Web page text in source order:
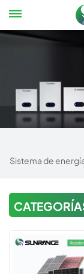
Sistema de